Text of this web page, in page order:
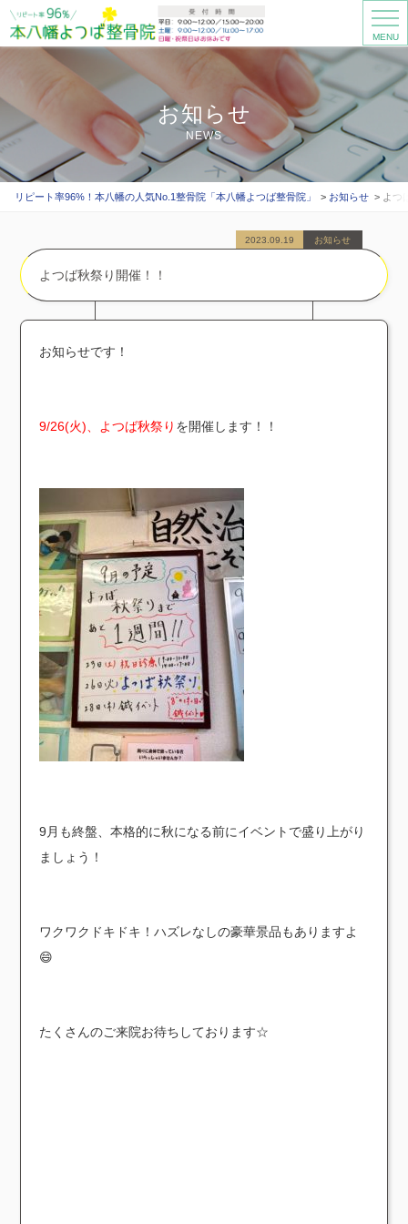
MENU
お知らせ
NEWS
リピート率96%！本八幡の人気No.1整骨院「本八幡よつば整骨院」 お知らせ よつ
よつば秋祭り開催！！
2023.09.19 お知らせ
お知らせです！
9/26(火)、よつば秋祭り を開催します！！
9月も終盤、本格的に秋になる前にイベントで盛り上がり
ましょう！
ワクワクドキドキ！ハズレなしの豪華景品もありますよ
😄
たくさんのご来院お待ちしております☆